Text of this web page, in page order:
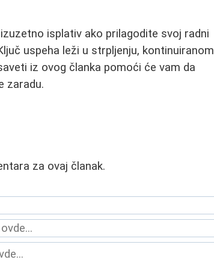
isplativ ako prilagodite svoj radni
uspeha leži u strpljenju, kontinuiranom
iz ovog članka pomoći će vam da
zaradu.
za ovaj članak.